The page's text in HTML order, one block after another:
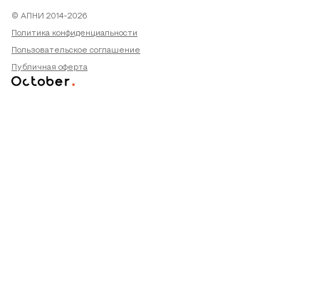
© АПНИ 2014-2026
Политика конфиденциальности
Пользовательское соглашение
Публичная оферта